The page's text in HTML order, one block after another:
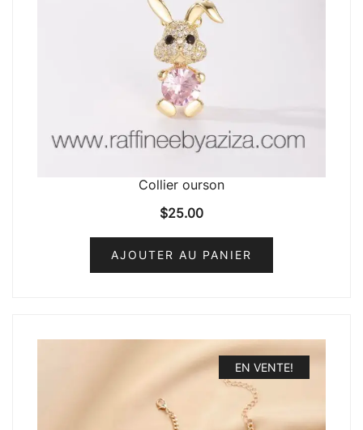
Collier ourson
$25.00
AJOUTER AU PANIER
EN VENTE!